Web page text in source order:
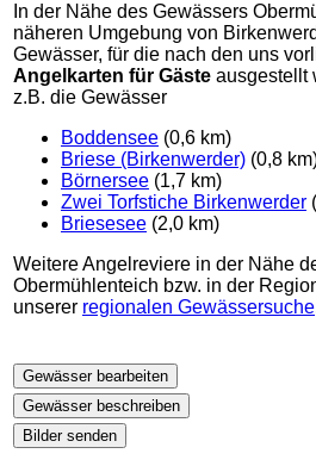
In der Nähe des Gewässers
näheren Umgebung von
Gewässer, für die nach den uns
Angelkarten für Gäste ausgestellt
z.B. die Gewässer
Boddensee (0,6 km)
Briese (Birkenwerder) (0,8
Börnersee (1,7 km)
Zwei Torfstiche Birkenwerder
Briesesee (2,0 km)
Weitere Angelreviere in der Nähe
Obermühlenteich bzw. in der
unserer regionalen Gewässersuche
Gewässer bearbeiten
Gewässer beschreiben
Bilder senden